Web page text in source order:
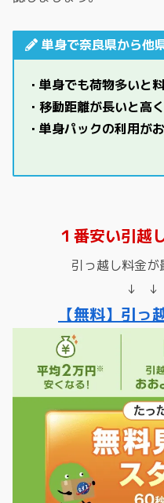
単身で奈良県から他
・単身でも荷物多いと
・移動距離が長いと高
・単身パックの利用が
１番安い引越
引っ越し料金が
↓
【無料】引